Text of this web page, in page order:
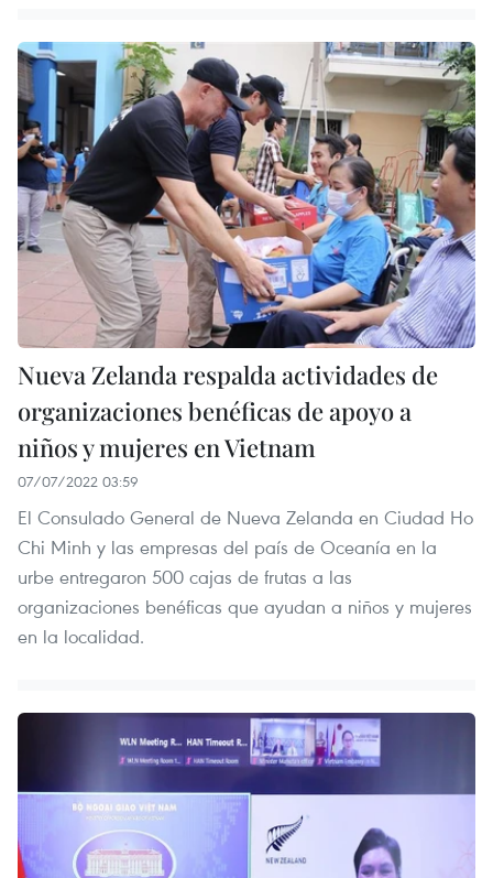
Nueva Zelanda respalda actividades de
organizaciones benéficas de apoyo a
niños y mujeres en Vietnam
07/07/2022 03:59
El Consulado General de Nueva Zelanda en Ciudad Ho
Chi Minh y las empresas del país de Oceanía en la
urbe entregaron 500 cajas de frutas a las
organizaciones benéficas que ayudan a niños y mujeres
en la localidad.